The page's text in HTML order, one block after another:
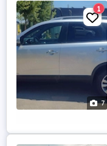
7
1